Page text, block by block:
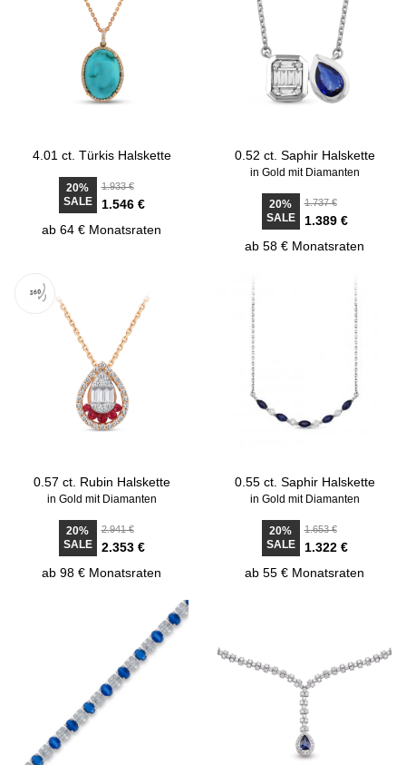
4.01 ct. Türkis Halskette
20%
SALE
1.933 €
1.546 €
ab 64 € Monatsraten
0.52 ct. Saphir Halskette
in Gold mit Diamanten
20%
SALE
1.737 €
1.389 €
ab 58 € Monatsraten
0.57 ct. Rubin Halskette
in Gold mit Diamanten
20%
SALE
2.941 €
2.353 €
ab 98 € Monatsraten
0.55 ct. Saphir Halskette
in Gold mit Diamanten
20%
SALE
1.653 €
1.322 €
ab 55 € Monatsraten